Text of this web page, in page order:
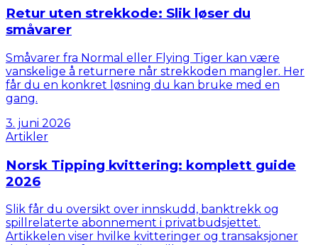
Retur uten strekkode: Slik løser du
småvarer
Småvarer fra Normal eller Flying Tiger kan være
vanskelige å returnere når strekkoden mangler. Her
får du en konkret løsning du kan bruke med en
gang.
3. juni 2026
Artikler
Norsk Tipping kvittering: komplett guide
2026
Slik får du oversikt over innskudd, banktrekk og
spillrelaterte abonnement i privatbudsjettet.
Artikkelen viser hvilke kvitteringer og transaksjoner